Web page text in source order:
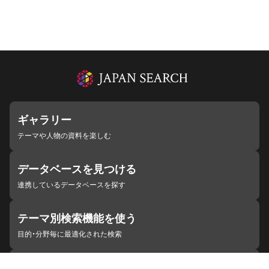
ギャラリー
テーマや人物の資料を楽しむ
データベースを見つける
連携しているデータベースを探す
テーマ別検索機能を使う
目的・分野毎に最適化された検索